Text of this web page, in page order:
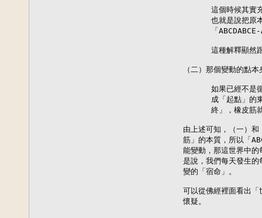
這個時候其實充
也就是說把原
「ABCDABCE-
這種解釋顯然跟
（二）那個變動的點本
如果已經不是循
成「起點」的東
終」，橡皮筋
由上述可知，（一）和
筋」的本質，所以「
能變動，那這世界中的
是說，我們每天發生的
          變的「宿命」。
可以從佛經裡面看出「
          懷疑。